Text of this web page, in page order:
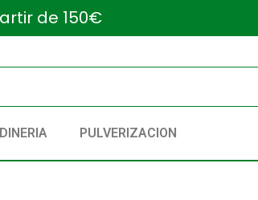
de 150€
PULVERIZACION